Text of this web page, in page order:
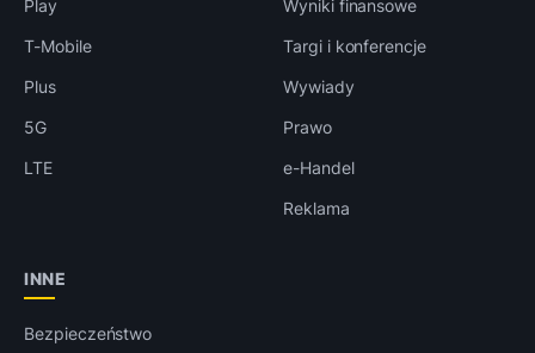
Play
T-Mobile
Plus
5G
LTE
Wyniki finansowe
Targi i konferencje
Wywiady
Prawo
e-Handel
Reklama
INNE
Bezpieczeństwo